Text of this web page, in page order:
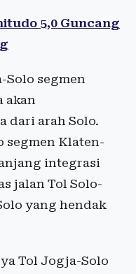
5,0 Guncang
Solo segmen
akan
dari arah Solo.
segmen Klaten-
integrasi
jalan Tol Solo-
yang hendak
Tol Jogja-Solo